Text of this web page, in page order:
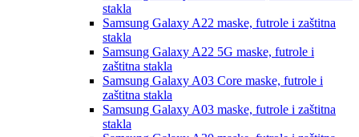
stakla
Samsung Galaxy A22 maske, futrole i zaštitna
stakla
Samsung Galaxy A22 5G maske, futrole i
zaštitna stakla
Samsung Galaxy A03 Core maske, futrole i
zaštitna stakla
Samsung Galaxy A03 maske, futrole i zaštitna
stakla